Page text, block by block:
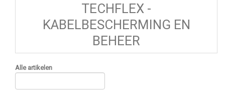
TECHFLEX -
KABELBESCHERMING EN
BEHEER
Alle artikelen